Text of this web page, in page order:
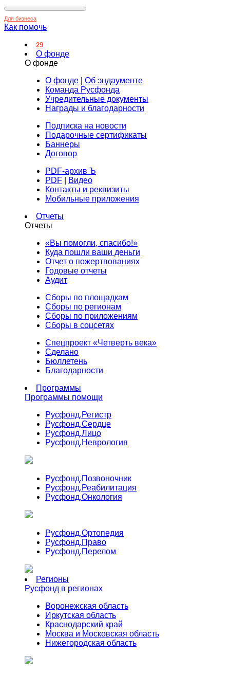
Для бизнеса
Как помочь
29
О фонде
О фонде
О фонде
Об эндаументе
Команда Русфонда
Учредительные документы
Награды и благодарности
Подписка на новости
Подарочные сертификаты
Баннеры
Договор
PDF-архив Ъ
PDF
Видео
Контакты и реквизиты
Мобильные приложения
Отчеты
Отчеты
«Вы помогли, спасибо!»
Куда пошли ваши деньги
Отчет о пожертвованиях
Годовые отчеты
Аудит
Сборы по площадкам
Сборы по регионам
Сборы по приложениям
Сборы в соцсетях
Спецпроект «Четверть века»
Сделано
Бюллетень
Благодарности
Программы
Программы помощи
Русфонд.Регистр
Русфонд.Сердце
Русфонд.Лицо
Русфонд.Неврология
Русфонд.Позвоночник
Русфонд.Реабилитация
Русфонд.Онкология
Русфонд.Ортопедия
Русфонд.Право
Русфонд.Перелом
Регионы
Русфонд в регионах
Воронежская область
Иркутская область
Краснодарский край
Москва и Московская область
Нижегородская область